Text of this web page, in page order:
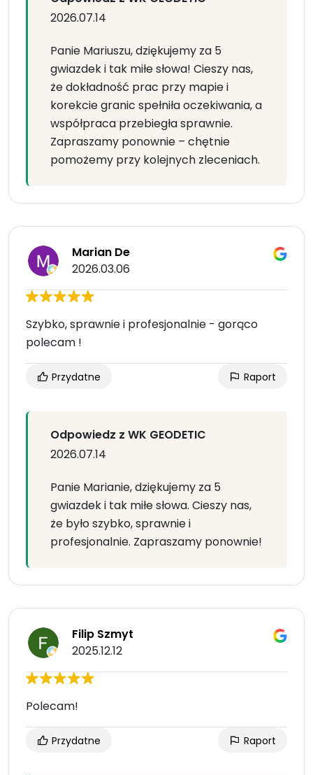
2026.07.14
Panie Mariuszu, dziękujemy za 5
gwiazdek i tak miłe słowa! Cieszy nas,
że dokładność prac przy mapie i
korekcie granic spełniła oczekiwania, a
współpraca przebiegła sprawnie.
Zapraszamy ponownie – chętnie
pomożemy przy kolejnych zleceniach.
Marian De
2026.03.06
Szybko, sprawnie i profesjonalnie - gorąco
polecam !
Przydatne Raport
Odpowiedz z WK GEODETIC
2026.07.14
Panie Marianie, dziękujemy za 5
gwiazdek i tak miłe słowa. Cieszy nas,
że było szybko, sprawnie i
profesjonalnie. Zapraszamy ponownie!
Filip Szmyt
2025.12.12
Polecam!
Przydatne Raport